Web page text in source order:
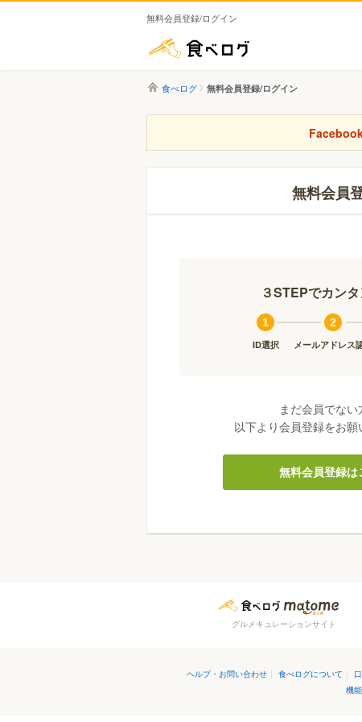
無料会員登録/ログイン
食べログ 無料会員登録/ログイン
無料会員
３STEPでカンタ
1
ID選択
2
メールアドレス
まだ会員でない
以下より会員登録をお願
無料会員登録は
グルメキュレーションサイト
ヘルプ・お問い合わせ | 食べログについて |
機